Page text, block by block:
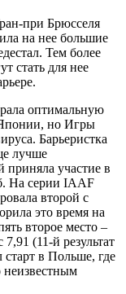
при Брюсселя
на нее большие
Тем более
стать для нее
оптимальную
но Игры
Барьеристка
лучше
приняла участие в
На серии IAAF
второй с
это время на
второе место –
(11-й результат
старт в Польше, где
неизвестным